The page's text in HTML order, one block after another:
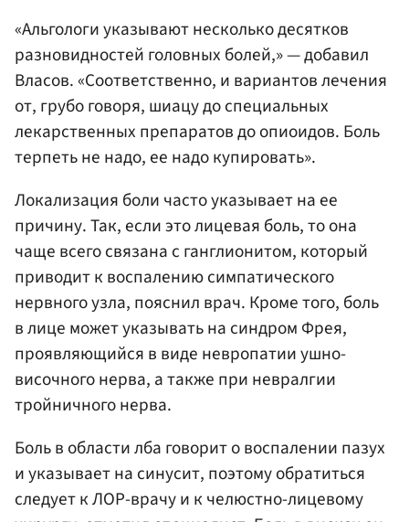
«Альгологи указывают несколько десятков
разновидностей головных болей,» — добавил
Власов. «Соответственно, и вариантов лечения
от, грубо говоря, шиацу до специальных
лекарственных препаратов до опиоидов. Боль
терпеть не надо, ее надо купировать».
Локализация боли часто указывает на ее
причину. Так, если это лицевая боль, то она
чаще всего связана с ганглионитом, который
приводит к воспалению симпатического
нервного узла, пояснил врач. Кроме того, боль
в лице может указывать на синдром Фрея,
проявляющийся в виде невропатии ушно-
височного нерва, а также при невралгии
тройничного нерва.
Боль в области лба говорит о воспалении пазух
и указывает на синусит, поэтому обратиться
следует к ЛОР-врачу и к челюстно-лицевому